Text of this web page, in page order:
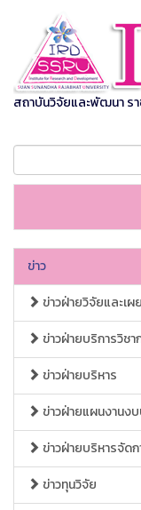
สถาบันวิจัยและพัฒนา ร
ข่าว
ข่าวฝ่ายวิจัยและเ
ข่าวฝ่ายบริการวิชา
ข่าวฝ่ายบริหาร
ข่าวฝ่ายแผนงานง
ข่าวฝ่ายบริหารจัด
ข่าวทุนวิจัย